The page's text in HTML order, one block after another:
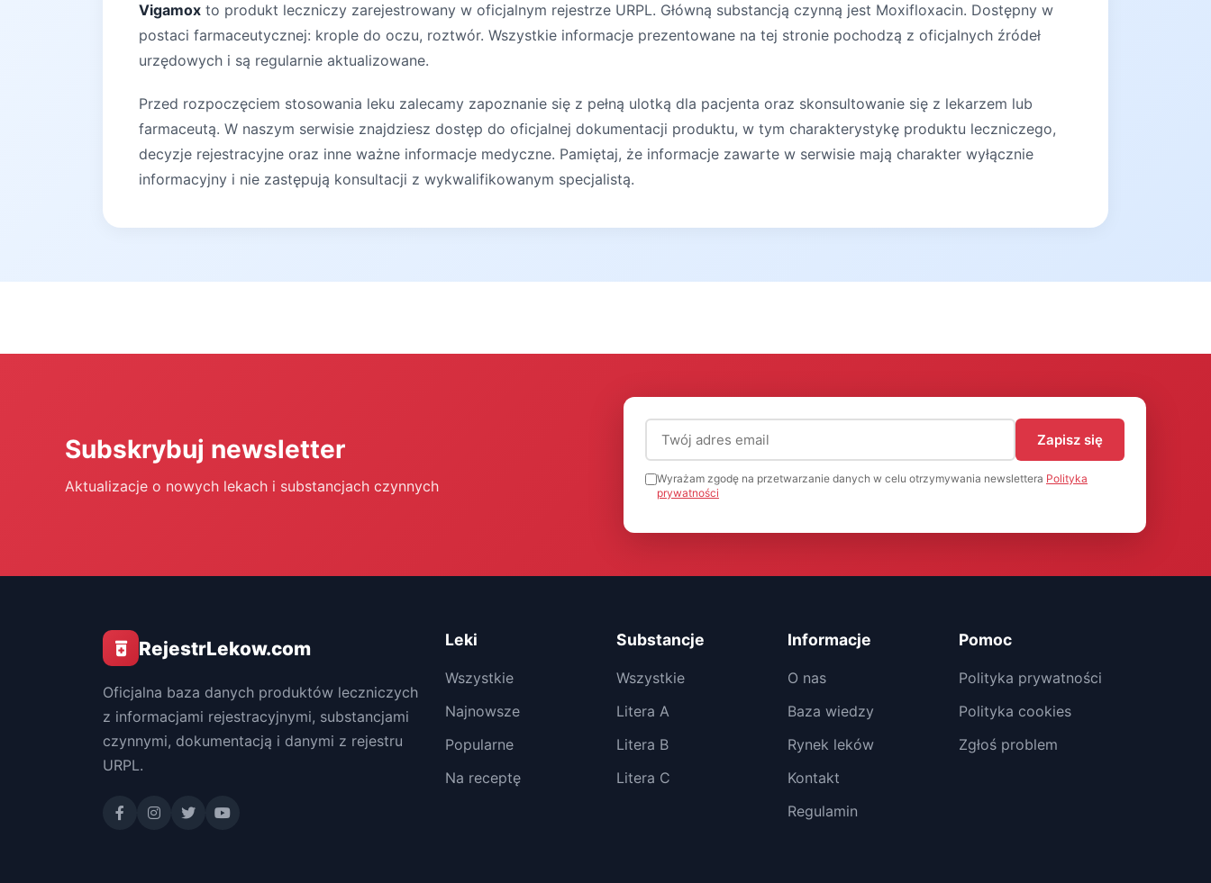
Vigamox to produkt leczniczy zarejestrowany w oficjalnym rejestrze URPL. Główną substancją czynną jest Moxifloxacin. Dostępny w
postaci farmaceutycznej: krople do oczu, roztwór. Wszystkie informacje prezentowane na tej stronie pochodzą z oficjalnych źródeł
urzędowych i są regularnie aktualizowane.
Przed rozpoczęciem stosowania leku zalecamy zapoznanie się z pełną ulotką dla pacjenta oraz skonsultowanie się z lekarzem lub
farmaceutą. W naszym serwisie znajdziesz dostęp do oficjalnej dokumentacji produktu, w tym charakterystykę produktu leczniczego,
decyzje rejestracyjne oraz inne ważne informacje medyczne. Pamiętaj, że informacje zawarte w serwisie mają charakter wyłącznie
informacyjny i nie zastępują konsultacji z wykwalifikowanym specjalistą.
Subskrybuj newsletter
Aktualizacje o nowych lekach i substancjach czynnych
Adres email (wymagany)
Zapisz się
Wyrażam zgodę na przetwarzanie danych w celu otrzymywania newslettera Polityka
prywatności
RejestrLekow.com
Oficjalna baza danych produktów leczniczych
z informacjami rejestracyjnymi, substancjami
czynnymi, dokumentacją i danymi z rejestru
URPL.
Leki
Wszystkie
Najnowsze
Popularne
Na receptę
Substancje
Wszystkie
Litera A
Litera B
Litera C
Informacje
O nas
Baza wiedzy
Rynek leków
Kontakt
Regulamin
Pomoc
Polityka prywatności
Polityka cookies
Zgłoś problem